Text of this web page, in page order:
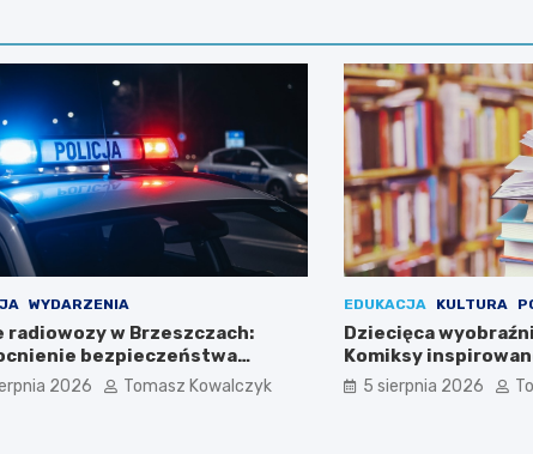
WYDARZENIA
radiowozy w Brzeszczach:
bezpieczeństwa
społeczności
2026 Tomasz Kowalczyk
EDUKACJA KULTURA
Dziecięca
Komiksy
karalucha” w
5 sierpnia 2026